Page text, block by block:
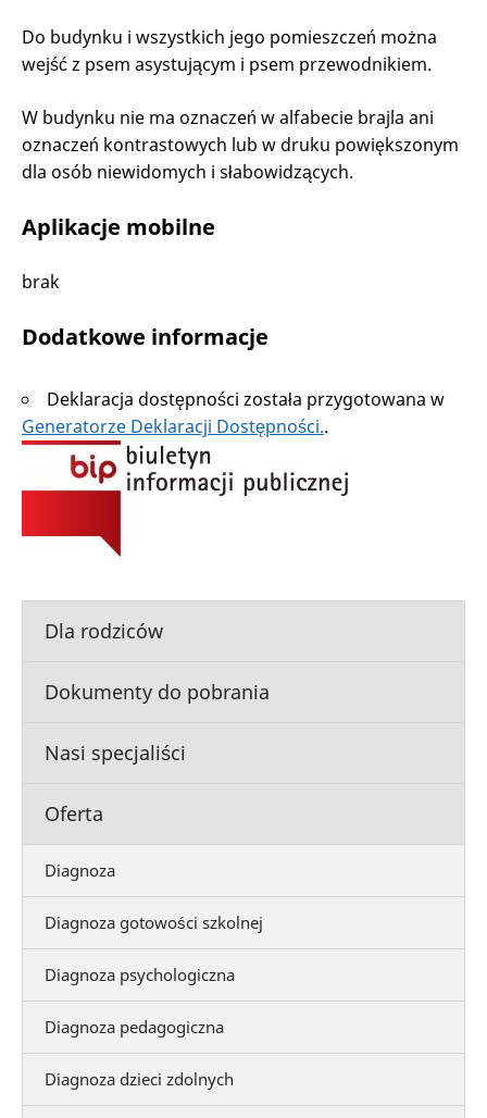
Dla rodziców
Dokumenty do pobrania
Nasi specjaliści
Oferta
Diagnoza
Diagnoza gotowości szkolnej
Diagnoza psychologiczna
Diagnoza pedagogiczna
Diagnoza dzieci zdolnych
Do budynku i wszystkich jego pomieszczeń można
wejść z psem asystującym i psem przewodnikiem.
W budynku nie ma oznaczeń w alfabecie brajla ani
oznaczeń kontrastowych lub w druku powiększonym
dla osób niewidomych i słabowidzących.
Aplikacje mobilne
brak
Dodatkowe informacje
Deklaracja dostępności została przygotowana w
Generatorze Deklaracji Dostępności..